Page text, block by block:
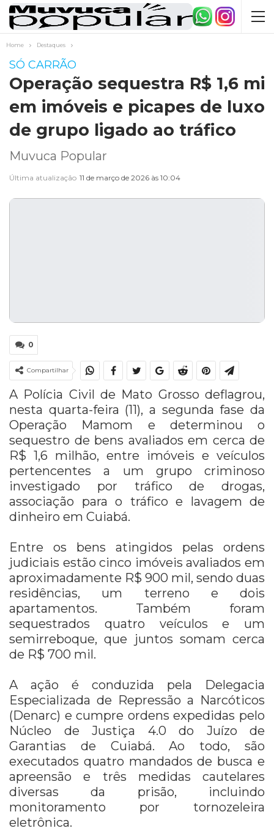
Home Destaques
SÓ CARRÃO
Operação sequestra R$ 1,6 mi
em imóveis e picapes de luxo
de grupo ligado ao tráfico
Muvuca Popular
Última atualização 11 de março de 2026 às 10:04
0
Compartilhar
A Polícia Civil de Mato Grosso deflagrou,
nesta quarta-feira (11), a segunda fase da
Operação Mamom e determinou o
sequestro de bens avaliados em cerca de
R$ 1,6 milhão, entre imóveis e veículos
pertencentes a um grupo criminoso
investigado por tráfico de drogas,
associação para o tráfico e lavagem de
dinheiro em Cuiabá.
Entre os bens atingidos pelas ordens
judiciais estão cinco imóveis avaliados em
aproximadamente R$ 900 mil, sendo duas
residências, um terreno e dois
apartamentos. Também foram
sequestrados quatro veículos e um
semirreboque, que juntos somam cerca
de R$ 700 mil.
A ação é conduzida pela Delegacia
Especializada de Repressão a Narcóticos
(Denarc) e cumpre ordens expedidas pelo
Núcleo de Justiça 4.0 do Juízo de
Garantias de Cuiabá. Ao todo, são
executados quatro mandados de busca e
apreensão e três medidas cautelares
diversas da prisão, incluindo
monitoramento por tornozeleira
eletrônica.